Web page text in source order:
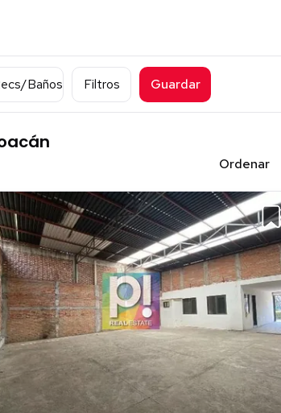
Baños Filtros Guardar
Ordenar